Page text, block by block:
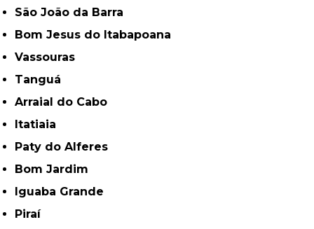
São João da Barra
Bom Jesus do Itabapoana
Vassouras
Tanguá
Arraial do Cabo
Itatiaia
Paty do Alferes
Bom Jardim
Iguaba Grande
Piraí